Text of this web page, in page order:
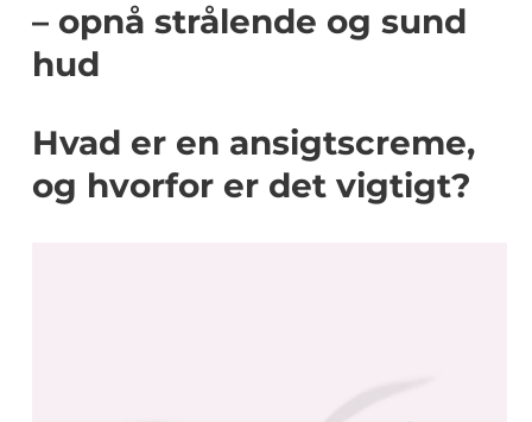
– opnå strålende og sund
hud
Hvad er en ansigtscreme,
og hvorfor er det vigtigt?